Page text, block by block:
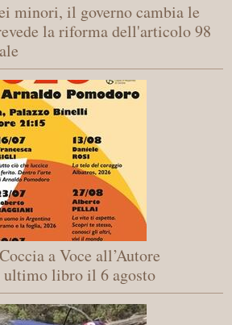
minori, il governo cambia le
la riforma dell'articolo 98
a Voce all’Autore
ultimo libro il 6 agosto